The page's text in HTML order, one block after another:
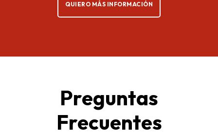
QUIERO MÁS INFORMACIÓN
Preguntas
Frecuentes